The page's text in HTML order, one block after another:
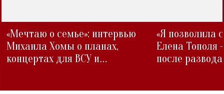
«Мечтаю о семье»: интервью
Михаила Хомы о планах,
концертах для ВСУ и
«Я позволила
Елена Тополя
после развода